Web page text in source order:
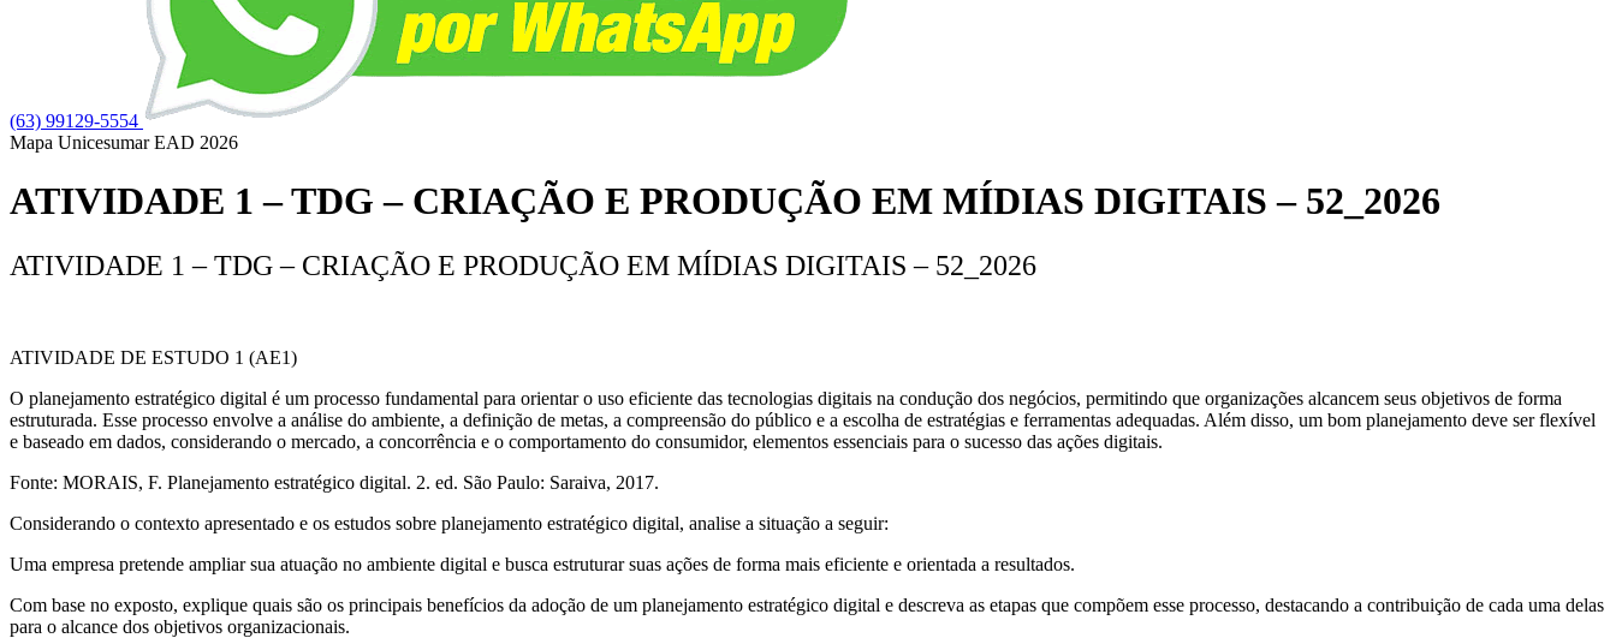
(63) 99129-5554
Mapa Unicesumar EAD 2026
ATIVIDADE 1 – TDG – CRIAÇÃO E PRODUÇÃO EM MÍDIAS DIGITAIS – 52_2026
ATIVIDADE 1 – TDG – CRIAÇÃO E PRODUÇÃO EM MÍDIAS DIGITAIS – 52_2026
ATIVIDADE DE ESTUDO 1 (AE1)
O planejamento estratégico digital é um processo fundamental para orientar o uso eficiente das tecnologias digitais na condução dos negócios, permitindo que organizações alcancem seus objetivos de forma
estruturada. Esse processo envolve a análise do ambiente, a definição de metas, a compreensão do público e a escolha de estratégias e ferramentas adequadas. Além disso, um bom planejamento deve ser flexível
e baseado em dados, considerando o mercado, a concorrência e o comportamento do consumidor, elementos essenciais para o sucesso das ações digitais.
Fonte: MORAIS, F. Planejamento estratégico digital. 2. ed. São Paulo: Saraiva, 2017.
Considerando o contexto apresentado e os estudos sobre planejamento estratégico digital, analise a situação a seguir:
Uma empresa pretende ampliar sua atuação no ambiente digital e busca estruturar suas ações de forma mais eficiente e orientada a resultados.
Com base no exposto, explique quais são os principais benefícios da adoção de um planejamento estratégico digital e descreva as etapas que compõem esse processo, destacando a contribuição de cada uma delas
para o alcance dos objetivos organizacionais.